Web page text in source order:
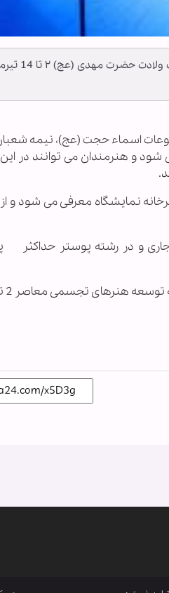
دومین نمایشگاه اسماء حجت (عج) در رشته‌های
اسماء حجت (عج)، نیمه
شود و هنرمندان می توانند در این
نمایشگاه معرفی می شود و از
رشته نقاشی‌خط حداکثر پنج اثر را تا 20 خردادماه جاری و در رشته